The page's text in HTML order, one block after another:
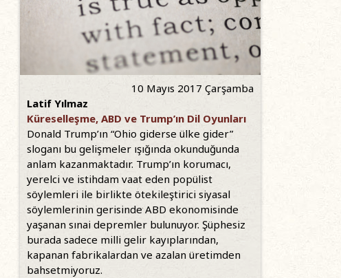
10 Mayıs 2017 Çarşamba
Latif Yılmaz
Küreselleşme, ABD ve Trump’ın Dil Oyunları
Donald Trump’ın “Ohio giderse ülke gider”
sloganı bu gelişmeler ışığında okunduğunda
anlam kazanmaktadır. Trump’ın korumacı,
yerelci ve istihdam vaat eden popülist
söylemleri ile birlikte ötekileştirici siyasal
söylemlerinin gerisinde ABD ekonomisinde
yaşanan sınai depremler bulunuyor. Şüphesiz
burada sadece milli gelir kayıplarından,
kapanan fabrikalardan ve azalan üretimden
bahsetmiyoruz.